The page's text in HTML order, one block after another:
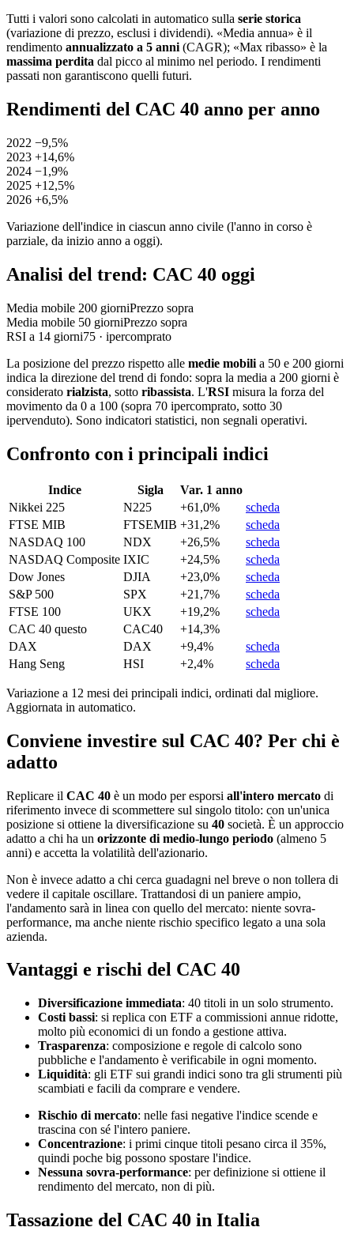
Tutti i valori sono calcolati in automatico sulla serie storica
(variazione di prezzo, esclusi i dividendi). «Media annua» è il
rendimento annualizzato a 5 anni (CAGR); «Max ribasso» è la
massima perdita dal picco al minimo nel periodo. I rendimenti
passati non garantiscono quelli futuri.
Rendimenti del CAC 40 anno per anno
2022 −9,5%
2023 +14,6%
2024 −1,9%
2025 +12,5%
2026 +6,5%
Variazione dell'indice in ciascun anno civile (l'anno in corso è
parziale, da inizio anno a oggi).
Analisi del trend: CAC 40 oggi
Media mobile 200 giorniPrezzo sopra
Media mobile 50 giorniPrezzo sopra
RSI a 14 giorni75 · ipercomprato
La posizione del prezzo rispetto alle medie mobili a 50 e 200 giorni
indica la direzione del trend di fondo: sopra la media a 200 giorni è
considerato rialzista, sotto ribassista. L'RSI misura la forza del
movimento da 0 a 100 (sopra 70 ipercomprato, sotto 30
ipervenduto). Sono indicatori statistici, non segnali operativi.
Confronto con i principali indici
Indice Sigla
Var. 1 anno
Nikkei 225
N225 +61,0%
scheda
FTSE MIB
FTSEMIB +31,2%
scheda
NASDAQ 100
NDX +26,5%
scheda
NASDAQ Composite IXIC +24,5%
scheda
Dow Jones
DJIA +23,0%
scheda
S&P 500
SPX +21,7%
scheda
FTSE 100
UKX +19,2%
scheda
CAC 40 questo CAC40
+14,3%
DAX
DAX +9,4%
scheda
Hang Seng
HSI +2,4% scheda
Variazione a 12 mesi dei principali indici, ordinati dal migliore.
Aggiornata in automatico.
Conviene investire sul CAC 40? Per chi è
adatto
Replicare il CAC 40 è un modo per esporsi all'intero mercato di
riferimento invece di scommettere sul singolo titolo: con un'unica
posizione si ottiene la diversificazione su 40 società. È un approccio
adatto a chi ha un orizzonte di medio-lungo periodo (almeno 5
anni) e accetta la volatilità dell'azionario.
Non è invece adatto a chi cerca guadagni nel breve o non tollera di
vedere il capitale oscillare. Trattandosi di un paniere ampio,
l'andamento sarà in linea con quello del mercato: niente sovra-
performance, ma anche niente rischio specifico legato a una sola
azienda.
Vantaggi e rischi del CAC 40
Diversificazione immediata: 40 titoli in un solo strumento.
Costi bassi: si replica con ETF a commissioni annue ridotte,
molto più economici di un fondo a gestione attiva.
Trasparenza: composizione e regole di calcolo sono
pubbliche e l'andamento è verificabile in ogni momento.
Liquidità: gli ETF sui grandi indici sono tra gli strumenti più
scambiati e facili da comprare e vendere.
Rischio di mercato: nelle fasi negative l'indice scende e
trascina con sé l'intero paniere.
Concentrazione: i primi cinque titoli pesano circa il 35%,
quindi poche big possono spostare l'indice.
Nessuna sovra-performance: per definizione si ottiene il
rendimento del mercato, non di più.
Tassazione del CAC 40 in Italia